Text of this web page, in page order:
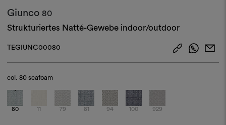
Giunco 80
Strukturiertes Natté-Gewebe indoor/outdoor
TEGIUNC00080
col.80 seafoam
80 11 79 81 94 100 929